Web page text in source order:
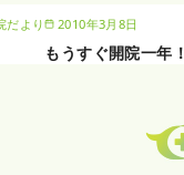
だより 2010年3月8日
もうすぐ開院一年！